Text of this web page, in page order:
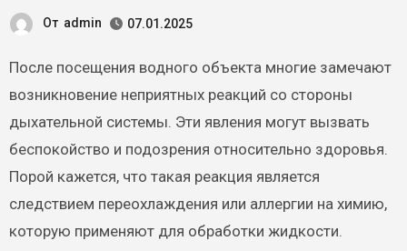
От admin 07.01.2025
После посещения водного объекта многие замечают
возникновение неприятных реакций со стороны
дыхательной системы. Эти явления могут вызвать
беспокойство и подозрения относительно здоровья.
Порой кажется, что такая реакция является
следствием переохлаждения или аллергии на химию,
которую применяют для обработки жидкости.